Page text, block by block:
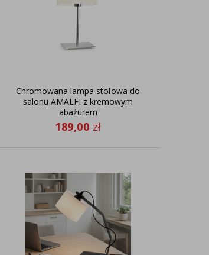
Chromowana lampa stołowa do
salonu AMALFI z kremowym
abażurem
189,00 zł